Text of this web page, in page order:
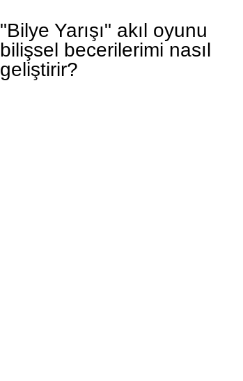
"Bilye Yarışı" akıl oyunu
bilişsel becerilerimi nasıl
geliştirir?